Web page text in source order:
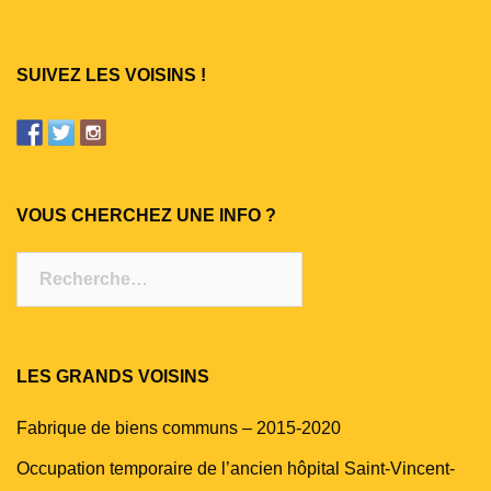
SUIVEZ LES VOISINS !
VOUS CHERCHEZ UNE INFO ?
LES GRANDS VOISINS
Fabrique de biens communs – 2015-2020
Occupation temporaire de l’ancien hôpital Saint-Vincent-